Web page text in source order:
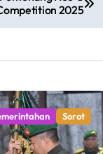
2025
Sorot